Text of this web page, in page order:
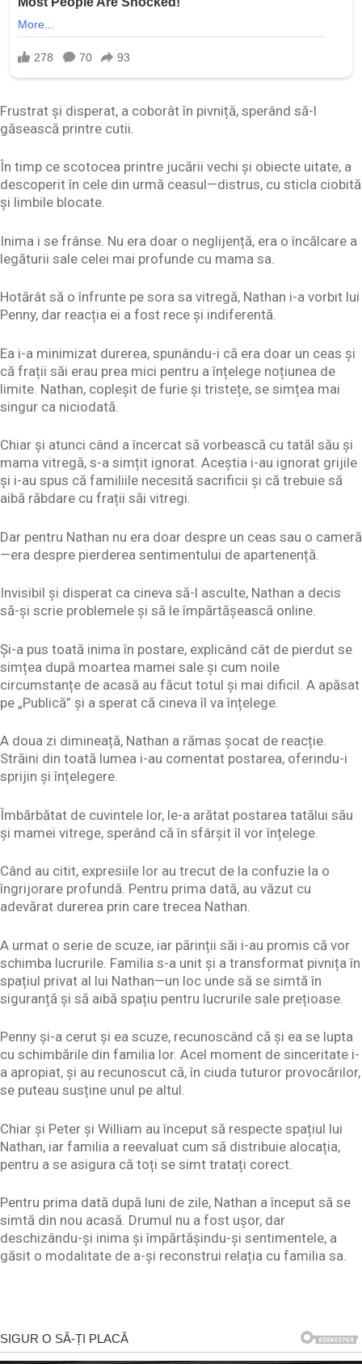
Frustrat și disperat, a coborât în pivniță, sperând să-l
găsească printre cutii.
În timp ce scotocea printre jucării vechi și obiecte uitate, a
descoperit în cele din urmă ceasul—distrus, cu sticla ciobită
și limbile blocate.
Inima i se frânse. Nu era doar o neglijență, era o încălcare a
legăturii sale celei mai profunde cu mama sa.
Hotărât să o înfrunte pe sora sa vitregă, Nathan i-a vorbit lui
Penny, dar reacția ei a fost rece și indiferentă.
Ea i-a minimizat durerea, spunându-i că era doar un ceas și
că frații săi erau prea mici pentru a înțelege noțiunea de
limite. Nathan, copleșit de furie și tristețe, se simțea mai
singur ca niciodată.
Chiar și atunci când a încercat să vorbească cu tatăl său și
mama vitregă, s-a simțit ignorat. Aceștia i-au ignorat grijile
și i-au spus că familiile necesită sacrificii și că trebuie să
aibă răbdare cu frații săi vitregi.
Dar pentru Nathan nu era doar despre un ceas sau o cameră
—era despre pierderea sentimentului de apartenență.
Invisibil și disperat ca cineva să-l asculte, Nathan a decis
să-și scrie problemele și să le împărtășească online.
Și-a pus toată inima în postare, explicând cât de pierdut se
simțea după moartea mamei sale și cum noile
circumstanțe de acasă au făcut totul și mai dificil. A apăsat
pe „Publică” și a sperat că cineva îl va înțelege.
A doua zi dimineață, Nathan a rămas șocat de reacție.
Străini din toată lumea i-au comentat postarea, oferindu-i
sprijin și înțelegere.
Îmbărbătat de cuvintele lor, le-a arătat postarea tatălui său
și mamei vitrege, sperând că în sfârșit îl vor înțelege.
Când au citit, expresiile lor au trecut de la confuzie la o
îngrijorare profundă. Pentru prima dată, au văzut cu
adevărat durerea prin care trecea Nathan.
A urmat o serie de scuze, iar părinții săi i-au promis că vor
schimba lucrurile. Familia s-a unit și a transformat pivnița în
spațiul privat al lui Nathan—un loc unde să se simtă în
siguranță și să aibă spațiu pentru lucrurile sale prețioase.
Penny și-a cerut și ea scuze, recunoscând că și ea se lupta
cu schimbările din familia lor. Acel moment de sinceritate i-
a apropiat, și au recunoscut că, în ciuda tuturor provocărilor,
se puteau susține unul pe altul.
Chiar și Peter și William au început să respecte spațiul lui
Nathan, iar familia a reevaluat cum să distribuie alocația,
pentru a se asigura că toți se simt tratați corect.
Pentru prima dată după luni de zile, Nathan a început să se
simtă din nou acasă. Drumul nu a fost ușor, dar
deschizându-și inima și împărtășindu-și sentimentele, a
găsit o modalitate de a-și reconstrui relația cu familia sa.